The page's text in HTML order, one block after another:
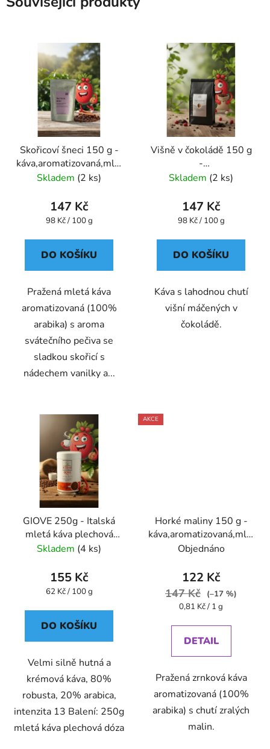
Skořicoví šneci 150 g -
káva,aromatizovaná,mletá
- Oxalis
Skladem (2 ks)
147 Kč
Měrná
98 Kč / 100 g
DO KOŠÍKU
Pražená mletá káva
aromatizovaná (100%
arabika) s aroma
svátečního pečiva se
sladkou skořicí s
nádechem vanilky a...
Višně v čokoládě 150 g
-
káva,aromatizovaná,mletá
Skladem (2 ks)
147 Kč
Měrná
98 Kč / 100 g
DO KOŠÍKU
Káva s lahodnou chutí
višní máčených v
čokoládě.
GIOVE 250g - Italská
mletá káva plechová
dóza Caffe Pompeii
Skladem (4 ks)
155 Kč
Měrná
62 Kč / 100 g
DO KOŠÍKU
Velmi silně hutná a
krémová káva, 80%
robusta, 20% arabica,
intenzita 13 Balení: 250g
mletá káva plechová dóza
AKCE
Horké maliny 150 g -
káva,aromatizovaná,mletá
- Oxalis
Objednáno
122 Kč
147 Kč
(–17 %)
Měrná
0,81 Kč / 1 g
DETAIL
Pražená zrnková káva
aromatizovaná (100%
arabika) s chutí zralých
malin.